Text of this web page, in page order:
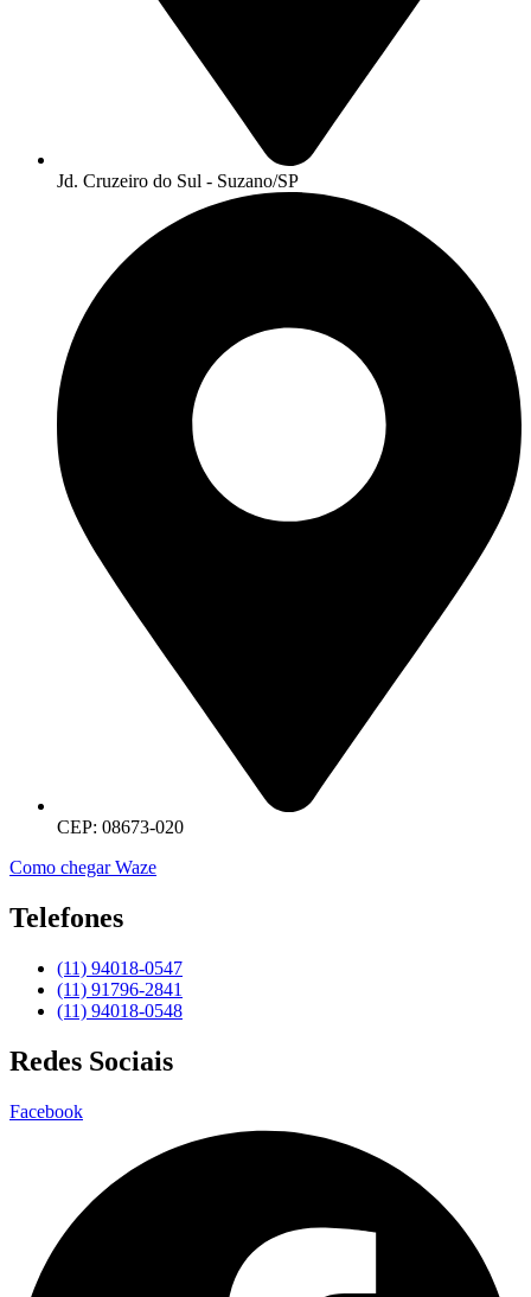
Jd. Cruzeiro do Sul - Suzano/SP
CEP: 08673-020
Como chegar Waze
Telefones
(11) 94018-0547
(11) 91796-2841
(11) 94018-0548
Redes Sociais
Facebook